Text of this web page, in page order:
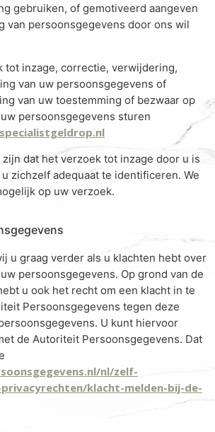
gebruiken, of gemotiveerd aangeven
van persoonsgegevens door ons wil
tot inzage, correctie, verwijdering,
van uw persoonsgegevens of
van uw toestemming of bezwaar op
persoonsgegevens sturen
zijn dat het verzoek tot inzage door u is
zichzelf adequaat te identificeren. We
op uw verzoek.
u graag verder als u klachten hebt over
persoonsgegevens. Op grond van de
u ook het recht om een klacht in te
Persoonsgegevens tegen deze
U kunt hiervoor
de Autoriteit Persoonsgegevens. Dat
nl/zelf-
klacht-melden-bij-de-